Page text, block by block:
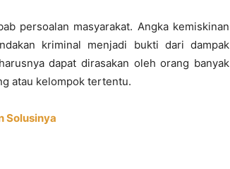
persoalan masyarakat. Angka kemiskinan
kriminal menjadi bukti dari dampak
dapat dirasakan oleh orang banyak
atau kelompok tertentu.
Solusinya